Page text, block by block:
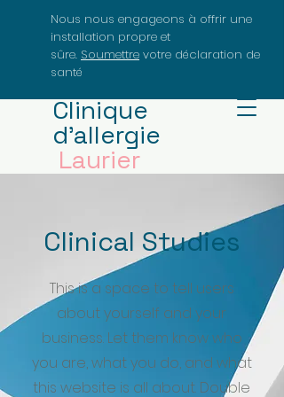
Clinique
d'allergie
Laurier
Nous nous engageons à offrir une
installation propre et
sûre. Soumettre votre déclaration de
santé
Clinical Studies
This is a space to tell users
about yourself and your
business. Let them know who
you are, what you do, and what
this website is all about. Double